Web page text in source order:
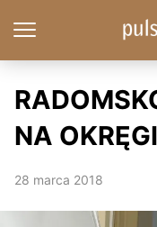
NA
28 marca 2018